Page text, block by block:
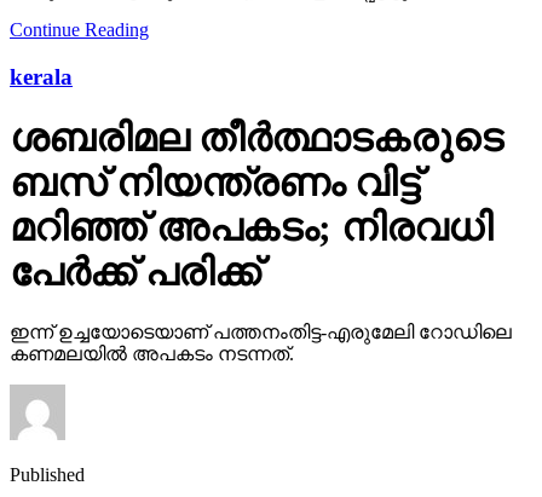
Continue Reading
kerala
ശബരിമല തീര്‍ത്ഥാടകരുടെ
ബസ് നിയന്ത്രണം വിട്ട്
മറിഞ്ഞ് അപകടം; നിരവധി
പേര്‍ക്ക് പരിക്ക്
ഇന്ന് ഉച്ചയോടെയാണ് പത്തനംതിട്ട-എരുമേലി റോഡിലെ
കണമലയില്‍ അപകടം നടന്നത്.
Published